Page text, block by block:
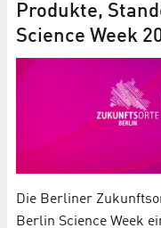
Produkte,
Science Week
Die Berliner
Berlin Science Week